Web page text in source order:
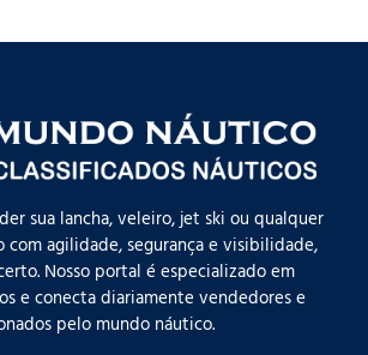
sua lancha, veleiro, jet ski ou qualquer
agilidade, segurança e visibilidade,
Nosso portal é especializado em
e conecta diariamente vendedores e
pelo mundo náutico.